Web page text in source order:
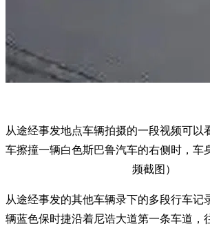
从途经事发地点车辆拍摄的一段视频可以
车擦撞一辆白色斯巴鲁汽车的右侧时，车
频截图）
从途经事发的其他车辆录下的多段行车记
辆蓝色保时捷沿着尼诰大道第一条车道，